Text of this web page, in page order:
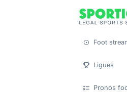
Foot
Ligues
Pronos